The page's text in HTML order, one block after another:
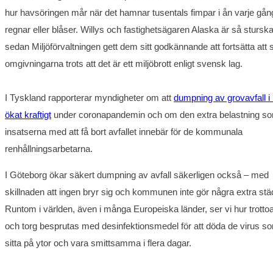
hur havsöringen mår när det hamnar tusentals fimpar i ån varje
regnar eller blåser. Willys och fastighetsägaren Alaska är så
sedan Miljöförvaltningen gett dem sitt godkännande att fortsätta att
omgivningarna trots att det är ett miljöbrott enligt svensk lag.
I Tyskland rapporterar myndigheter om att dumpning av grovavfall i
ökat kraftigt under coronapandemin och om den extra belastning
insatserna med att få bort avfallet innebär för de kommunala
renhållningsarbetarna.
I Göteborg ökar säkert dumpning av avfall säkerligen också – med
skillnaden att ingen bryr sig och kommunen inte gör några extra
Runtom i världen, även i många Europeiska länder, ser vi hur
och torg besprutas med desinfektionsmedel för att döda de virus
sitta på ytor och vara smittsamma i flera dagar.